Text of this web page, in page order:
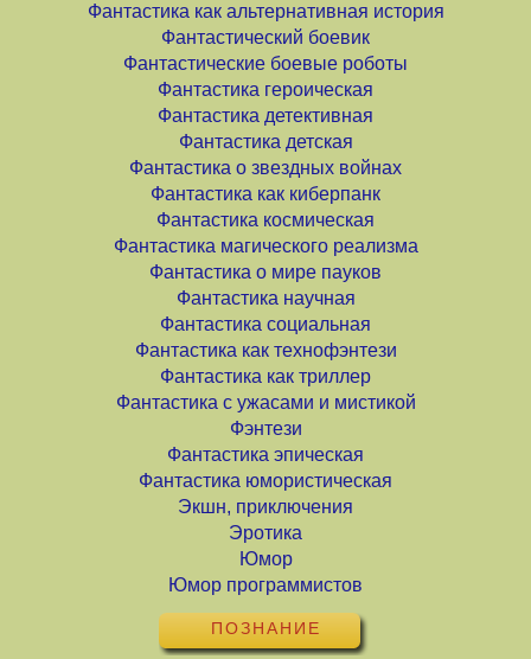
Фантастика как альтернативная история
Фантастический боевик
Фантастические боевые роботы
Фантастика героическая
Фантастика детективная
Фантастика детская
Фантастика о звездных войнах
Фантастика как киберпанк
Фантастика космическая
Фантастика магического реализма
Фантастика о мире пауков
Фантастика научная
Фантастика социальная
Фантастика как технофэнтези
Фантастика как триллер
Фантастика с ужасами и мистикой
Фэнтези
Фантастика эпическая
Фантастика юмористическая
Экшн, приключения
Эротика
Юмор
Юмор программистов
ПОЗНАНИЕ